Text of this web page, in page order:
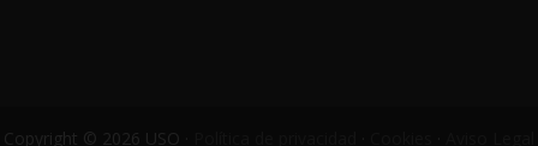
Copyright © 2026 USO ·